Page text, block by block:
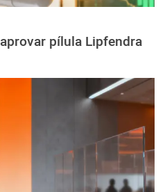
pílula Lipfendra